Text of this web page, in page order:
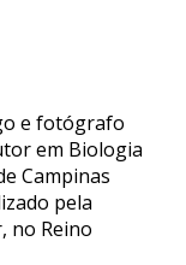
e fotógrafo
em Biologia
Campinas
pela
no Reino